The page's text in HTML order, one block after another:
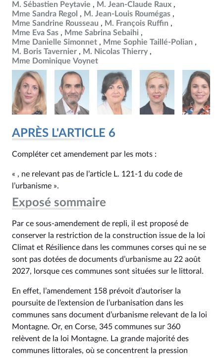
M. Sébastien Peytavie
M. Jean-Claude Raux
Mme Sandra Regol
M. Jean-Louis Roumégas
Mme Sandrine Rousseau
M. François Ruffin
Mme Eva Sas
Mme Sabrina Sebaihi
Mme Danielle Simonnet
Mme Sophie Taillé-Polian
M. Boris Tavernier
M. Nicolas Thierry
Mme Dominique Voynet
APRÈS L'ARTICLE 6
Compléter cet amendement par les mots :
« , ne relevant pas de l’article L. 121‑1 du code de
l’urbanisme ».
Exposé sommaire
Par ce sous-amendement de repli, il est proposé de
conserver la restriction de la construction issue de la loi
Climat et Résilience dans les communes corses qui ne se
sont pas dotées de documents d’urbanisme au 22 août
2027, lorsque ces communes sont situées sur le littoral.
En effet, l’amendement 158 prévoit d’autoriser la
poursuite de l’extension de l’urbanisation dans les
communes sans document d’urbanisme relevant de la loi
Montagne. Or, en Corse, 345 communes sur 360
relèvent de la loi Montagne. La grande majorité des
communes littorales, où se concentrent la pression